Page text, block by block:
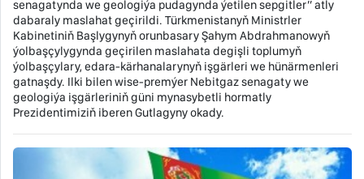
senagatynda we geologiýa pudagynda ýetilen sepgitler’’ atly
dabaraly maslahat geçirildi. Türkmenistanyň Ministrler
Kabinetiniň Başlygynyň orunbasary Şahym Abdrahmanowyň
ýolbaşçylygynda geçirilen maslahata degişli toplumyň
ýolbaşçylary, edara-kärhanalarynyň işgärleri we hünärmenleri
gatnaşdy. Ilki bilen wise-premýer Nebitgaz senagaty we
geologiýa işgärleriniň güni mynasybetli hormatly
Prezidentimiziň iberen Gutlagyny okady.